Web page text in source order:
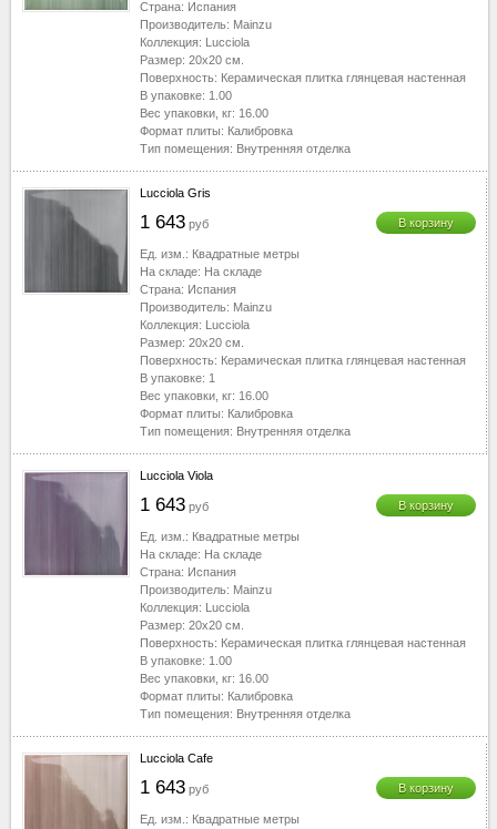
Страна: Испания
Производитель: Mainzu
Коллекция: Lucciola
Размер: 20x20 см.
Поверхность: Керамическая плитка глянцевая настенная
В упаковке: 1.00
Вес упаковки, кг: 16.00
Формат плиты: Калибровка
Тип помещения: Внутренняя отделка
Lucciola Gris
1 643 руб В корзину
Ед. изм.: Квадратные метры
На складе: На складе
Страна: Испания
Производитель: Mainzu
Коллекция: Lucciola
Размер: 20x20 см.
Поверхность: Керамическая плитка глянцевая настенная
В упаковке: 1
Вес упаковки, кг: 16.00
Формат плиты: Калибровка
Тип помещения: Внутренняя отделка
Lucciola Viola
1 643 руб В корзину
Ед. изм.: Квадратные метры
На складе: На складе
Страна: Испания
Производитель: Mainzu
Коллекция: Lucciola
Размер: 20x20 см.
Поверхность: Керамическая плитка глянцевая настенная
В упаковке: 1.00
Вес упаковки, кг: 16.00
Формат плиты: Калибровка
Тип помещения: Внутренняя отделка
Lucciola Cafe
1 643 руб В корзину
Ед. изм.: Квадратные метры